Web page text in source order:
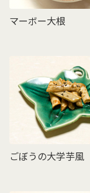
マーボー大根
ごぼうの大学芋風